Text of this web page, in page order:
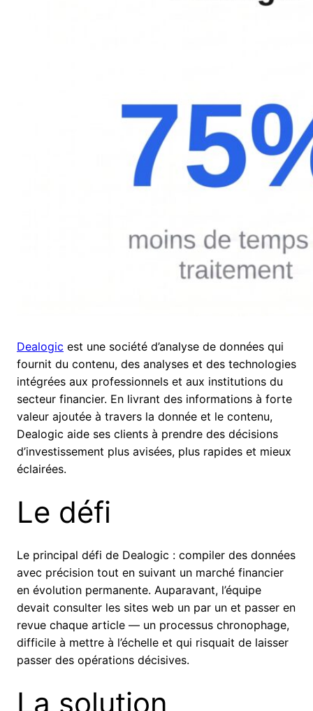
Dealogic est une société d’analyse de données qui
fournit du contenu, des analyses et des technologies
intégrées aux professionnels et aux institutions du
secteur financier. En livrant des informations à forte
valeur ajoutée à travers la donnée et le contenu,
Dealogic aide ses clients à prendre des décisions
d’investissement plus avisées, plus rapides et mieux
éclairées.
Le défi
Le principal défi de Dealogic : compiler des données
avec précision tout en suivant un marché financier
en évolution permanente. Auparavant, l’équipe
devait consulter les sites web un par un et passer en
revue chaque article — un processus chronophage,
difficile à mettre à l’échelle et qui risquait de laisser
passer des opérations décisives.
La solution